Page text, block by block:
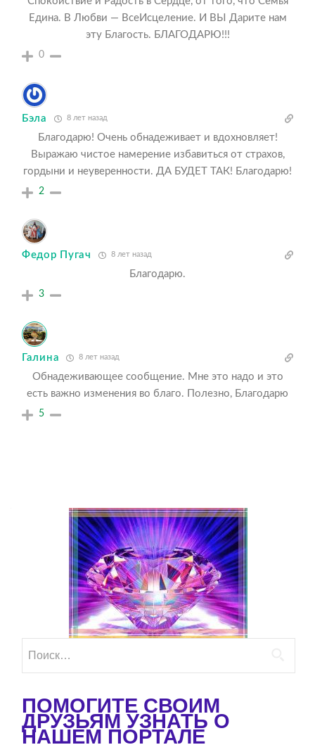
Едина. В Любви — ВсеИсцеление. И ВЫ Дарите нам
эту Благость. БЛАГОДАРЮ!!!
0
Бэла 8 лет назад
Благодарю! Очень обнадеживает и вдохновляет!
Выражаю чистое намерение избавиться от страхов,
гордыни и неуверенности. ДА БУДЕТ ТАК! Благодарю!
2
Федор Пугач 8 лет назад
Благодарю.
3
Галина 8 лет назад
Обнадеживающее сообщение. Мне это надо и это
есть важно изменения во благо. Полезно, Благодарю
5
ПОМОГИТЕ СВОИМ
ДРУЗЬЯМ УЗНАТЬ О
НАШЕМ ПОРТАЛЕ